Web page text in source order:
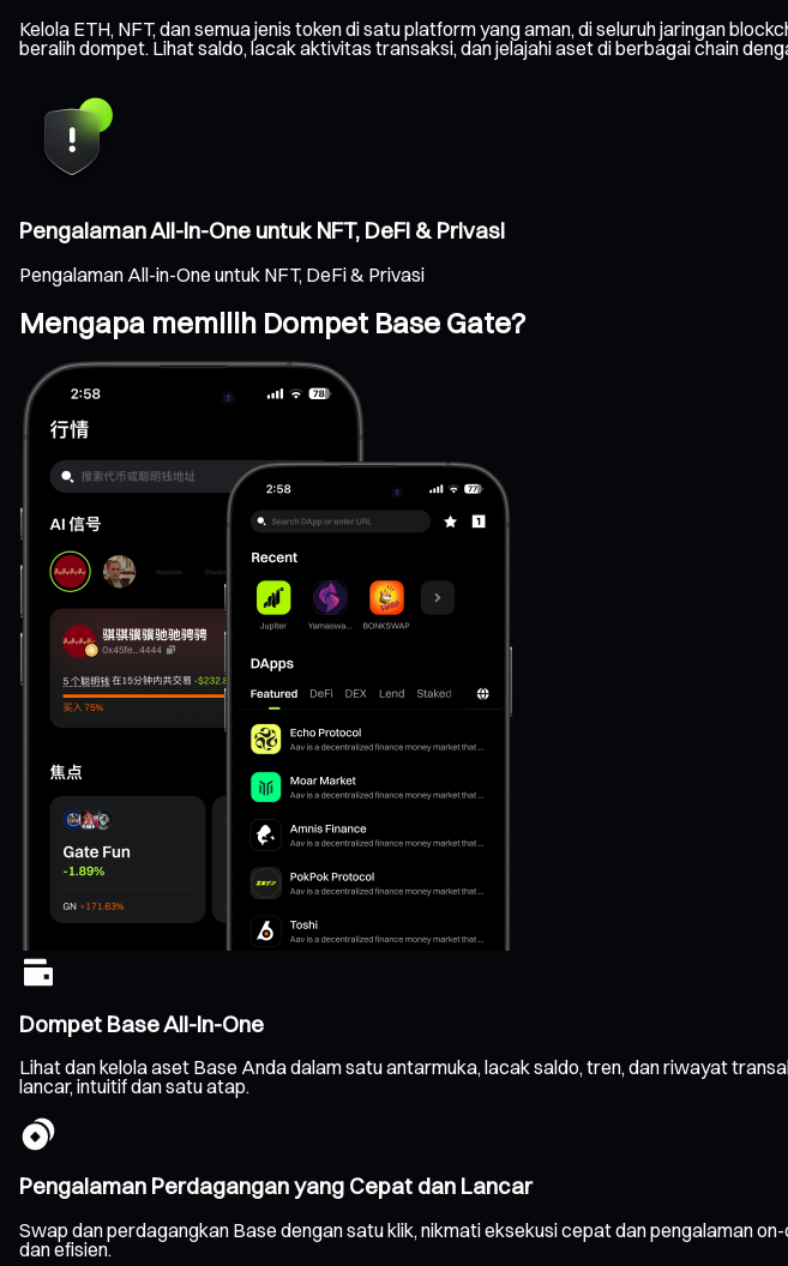
Kelola ETH, NFT, dan semua jenis token di satu platform yang aman, di seluruh jaringan
beralih dompet. Lihat saldo, lacak aktivitas transaksi, dan jelajahi aset di berbagai chain
Pengalaman All-in-One untuk NFT, DeFi & Privasi
Pengalaman All-in-One untuk NFT, DeFi & Privasi
Mengapa memilih Dompet Base Gate?
Dompet Base All-In-One
Lihat dan kelola aset Base Anda dalam satu antarmuka, lacak saldo, tren, dan riwayat
lancar, intuitif dan satu atap.
Pengalaman Perdagangan yang Cepat dan Lancar
Swap dan perdagangkan Base dengan satu klik, nikmati eksekusi cepat dan pengalaman
dan efisien.